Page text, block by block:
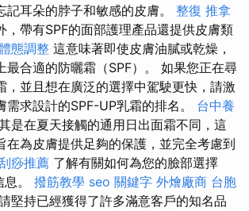
記耳朵的脖子和敏感的皮膚。 整復 推拿
，帶有SPF的面部護理產品還提供皮膚類
態調整 這意味著即使皮膚油膩或乾燥，
最合適的防曬霜（SPF）。 如果您正在尋
，並且想在廣泛的選擇中駕駛更快，請激
需求設計的SPF-UP乳霜的排名。 台中養
是在夏天接觸的通用日出面霜不同，這
在為皮膚提供足夠的保護，並完全考慮到
痧推薦 了解有關如何為您的臉部選擇
。 撥筋教學 seo 關鍵字 外燴廠商 台胞
堅持已經獲得了許多滿意客戶的知名品